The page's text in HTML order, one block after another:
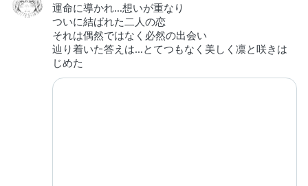
運命に導かれ…想いが重なり
ついに結ばれた二人の恋
それは偶然ではなく必然の出会い
辿り着いた答えは…とてつもなく美しく凛と咲きは
じめた